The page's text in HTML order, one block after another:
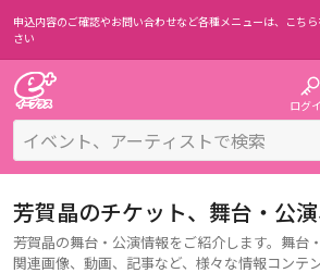
申込内容のご確認やお問い合わせなど各種メニューは、 こち
さい
ログ
芳賀晶のチケット、舞台・公
芳賀晶の舞台・公演情報をご紹介します。舞台
関連画像、動画、記事など、様々な情報コンテ